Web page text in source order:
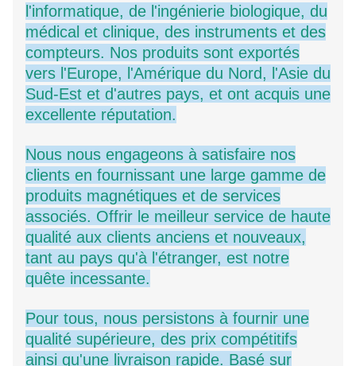
l'informatique, de l'ingénierie biologique, du
médical et clinique, des instruments et des
compteurs. Nos produits sont exportés
vers l'Europe, l'Amérique du Nord, l'Asie du
Sud-Est et d'autres pays, et ont acquis une
excellente réputation.
Nous nous engageons à satisfaire nos
clients en fournissant une large gamme de
produits magnétiques et de services
associés. Offrir le meilleur service de haute
qualité aux clients anciens et nouveaux,
tant au pays qu'à l'étranger, est notre
quête incessante.
Pour tous, nous persistons à fournir une
qualité supérieure, des prix compétitifs
ainsi qu'une livraison rapide. Basé sur